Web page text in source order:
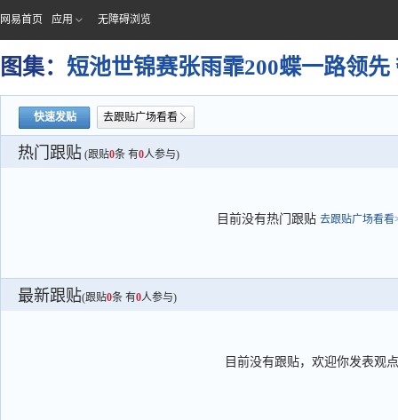
网易首页 应用 无障碍浏览
图集： 短池世锦赛张雨霏200蝶一路领先
快速发贴 去跟贴广场看看
热门跟贴 (跟贴0条 有0人参与)
目前没有热门跟贴 去跟贴广场看看
最新跟贴(跟贴0条 有0人参与)
目前没有跟贴，欢迎你发表观点